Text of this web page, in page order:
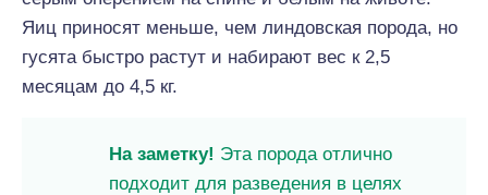
Яиц приносят меньше, чем линдовская порода, но
гусята быстро растут и набирают вес к 2,5
месяцам до 4,5 кг.
На заметку! Эта порода отлично
подходит для разведения в целях